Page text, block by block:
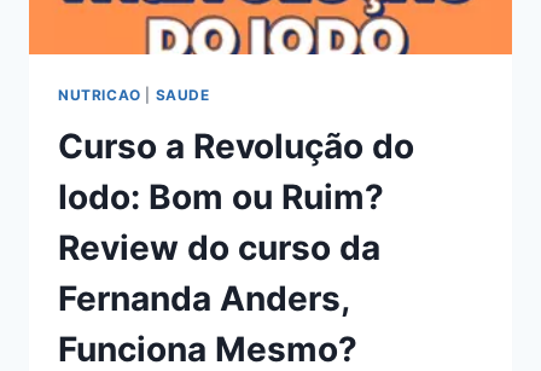
HOTMART
NUTRICAO SAUDE
Curso a Revolução do
Iodo: Bom ou Ruim?
Review do curso da
Fernanda Anders,
Funciona Mesmo?